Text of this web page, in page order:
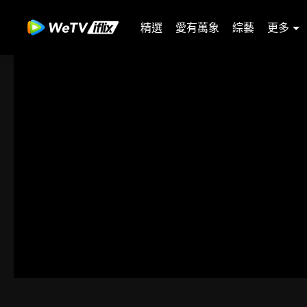
精選 愛有萬象 綜藝 更多